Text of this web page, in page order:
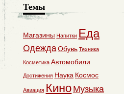
Темы
Магазины Напитки Еда
ОдеждаОбувь Техника
Косметика Автомобили
Достижения Наука Космос
Авиация Кино Музыка